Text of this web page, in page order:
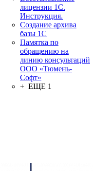
лицензии 1С.
Инструкция.
Создание архива
базы 1С
Памятка по
обращению на
линию консультаций
ООО «Тюмень-
Софт»
+ ЕЩЕ 1